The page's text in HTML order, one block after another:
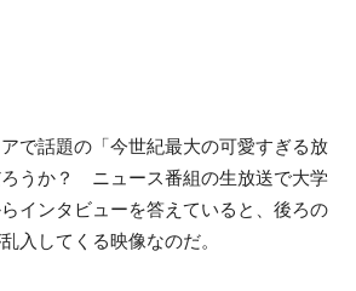
で話題の「今世紀最大の可愛すぎる放
うか？ ニュース番組の生放送で大学
インタビューを答えていると、後ろの
入してくる映像なのだ。